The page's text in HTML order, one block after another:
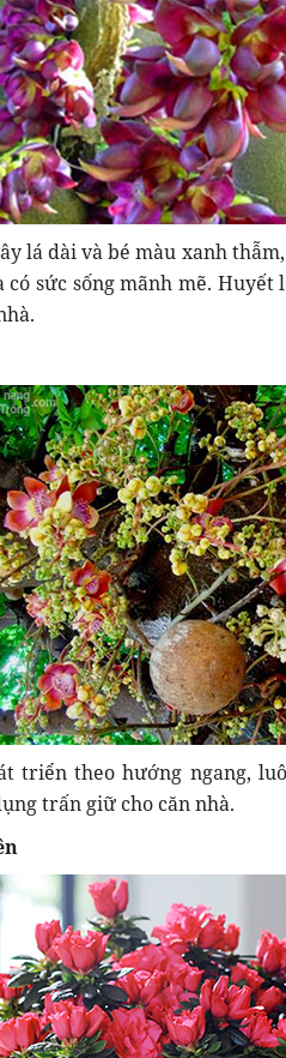
lá dài và bé màu xanh
có sức sống mãnh mẽ.
triển theo hướng ngang,
trấn giữ cho căn nhà.